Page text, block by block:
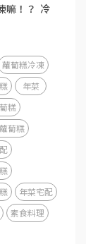
嘛！？ 冷
蘿蔔糕冷凍
年菜
糕
蔔糕
年菜宅配
素食料理